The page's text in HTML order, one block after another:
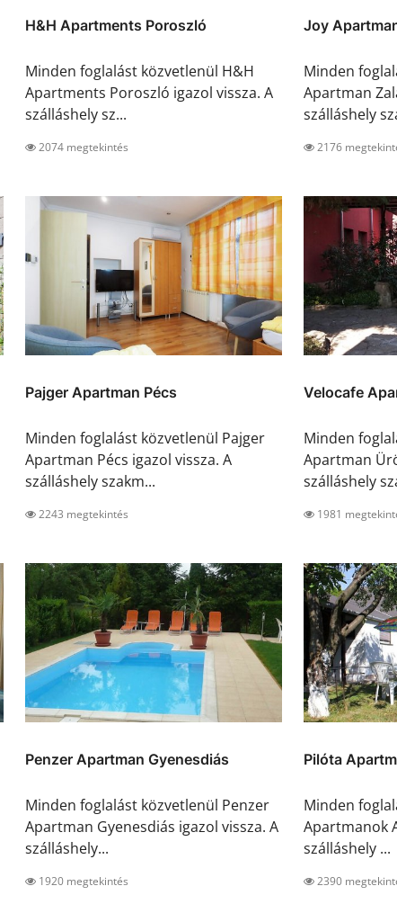
H&H Apartments Poroszló
Minden foglalást közvetlenül H&H
Apartments Poroszló igazol vissza. A
szálláshely sz...
2074 megtekintés
Joy
Minden
Apartman
szálláshely
2176
Pajger Apartman Pécs
Minden foglalást közvetlenül Pajger
Apartman Pécs igazol vissza. A
szálláshely szakm...
2243 megtekintés
Velocafe
Minden
Apartman
szálláshely
1981
Penzer Apartman Gyenesdiás
Minden foglalást közvetlenül Penzer
Apartman Gyenesdiás igazol vissza. A
szálláshely...
1920 megtekintés
Pilóta
Minden
Apartmanok
szálláshely ...
2390